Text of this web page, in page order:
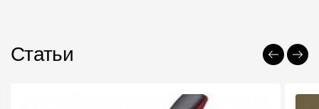
Статьи